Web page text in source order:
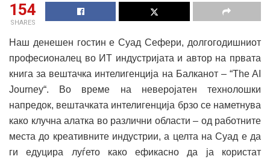
154
SHARES
Наш денешен гостин е Суад Сефери, долгогодишниот
професионалец во ИТ индустријата и автор на првата
книга за вештачка интелигенција на Балканот – “The AI
Journey“. Во време на неверојатен технолошки
напредок, вештачката интелигенција брзо се наметнува
како клучна алатка во различни области – од работните
места до креативните индустрии, а целта на Суад е да
ги едуцира луѓето како ефикасно да ја користат